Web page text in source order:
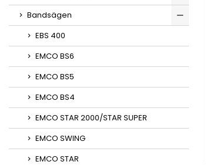
Bandsägen
EBS 400
EMCO BS6
EMCO BS5
EMCO BS4
EMCO STAR 2000/STAR SUPER
EMCO SWING
EMCO STAR